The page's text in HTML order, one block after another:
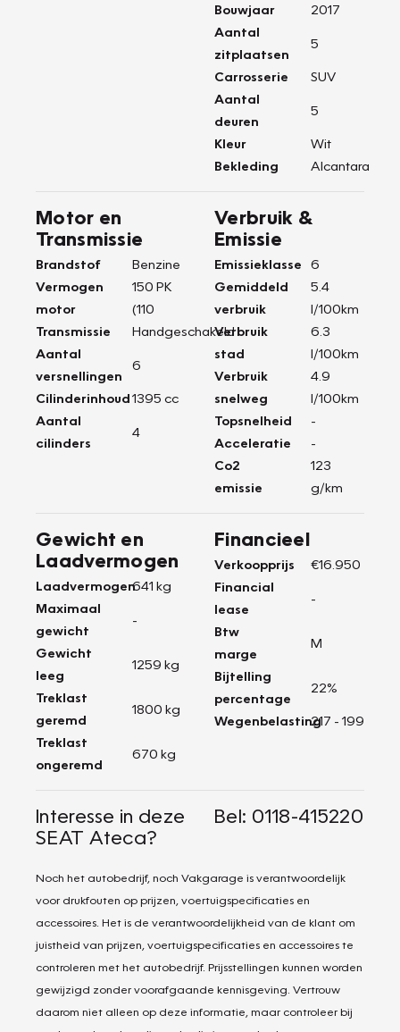
Bouwjaar
2017
Aantal
zitplaatsen
5
Carrosserie
SUV
Aantal
deuren
5
Kleur
Wit
Bekleding
Alcantara
Motor en
Transmissie
Brandstof
Benzine
Vermogen
motor
150 PK
(110
Transmissie
Handgeschakeld
Aantal
versnellingen
6
Cilinderinhoud1395 cc
Aantal
cilinders
4
Verbruik &
Emissie
Emissieklasse
6
Gemiddeld
verbruik
5.4
l/100km
Verbruik
stad
6.3
l/100km
Verbruik
snelweg
4.9
l/100km
Topsnelheid
-
Acceleratie
-
Co2
emissie
123
g/km
Gewicht en
Laadvermogen
Laadvermogen641 kg
Maximaal
gewicht
-
Gewicht
leeg
1259 kg
Treklast
geremd
1800 kg
Treklast
ongeremd
670 kg
Financieel
Verkoopprijs
€16.950
Financial
lease
-
Btw
marge
M
Bijtelling
percentage
22%
Wegenbelasting217 - 199
Interesse in deze
SEAT Ateca?
Bel: 0118-415220
Noch het autobedrijf, noch Vakgarage is verantwoordelijk
voor drukfouten op prijzen, voertuigspecificaties en
accessoires. Het is de verantwoordelijkheid van de klant om
juistheid van prijzen, voertuigspecificaties en accessoires te
controleren met het autobedrijf. Prijsstellingen kunnen worden
gewijzigd zonder voorafgaande kennisgeving. Vertrouw
daarom niet alleen op deze informatie, maar controleer bij